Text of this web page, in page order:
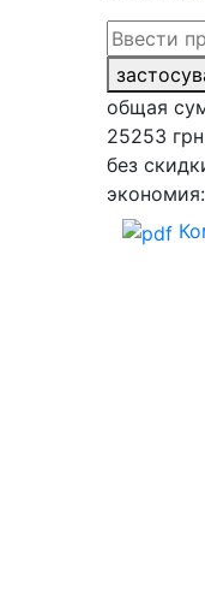
общая
25253 грн
без